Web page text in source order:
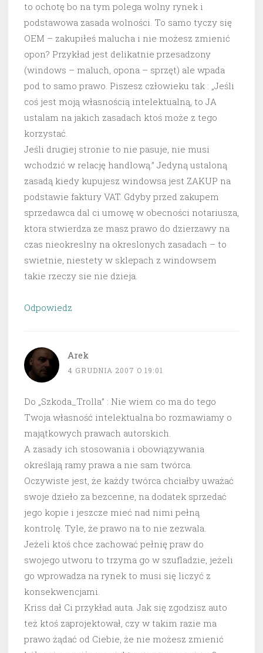
to ochotę bo na tym polega wolny rynek i
podstawowa zasada wolności. To samo tyczy się
OEM – zakupiłeś malucha i nie możesz zmienić
opon? Przykład jest delikatnie przesadzony
(windows – maluch, opona – sprzęt) ale wpada
pod to samo prawo. Piszesz człowieku tak : „Jeśli
coś jest moją własnością intelektualną, to JA
ustalam na jakich zasadach ktoś może z tego
korzystać.
Jeśli drugiej stronie to nie pasuje, nie musi
wchodzić w relację handlową.” Jedyną ustaloną
zasadą kiedy kupujesz windowsa jest ZAKUP na
podstawie faktury VAT. Gdyby przed zakupem
sprzedawca dal ci umowę w obecności notariusza,
ktora stwierdza ze masz prawo do dzierzawy na
czas nieokreslny na okreslonych zasadach – to
swietnie, niestety w sklepach z windowsem
takie rzeczy sie nie dzieja.
Odpowiedz
Arek
4 GRUDNIA 2007 O 19:01
Do „Szkoda_Trolla” : Nie wiem co ma do tego
Twoja własność intelektualna bo rozmawiamy o
majątkowych prawach autorskich.
A zasady ich stosowania i obowiązywania
określają ramy prawa a nie sam twórca.
Oczywiste jest, że każdy twórca chciałby uważać
swoje dzieło za bezcenne, na dodatek sprzedać
jego kopie i jeszcze mieć nad nimi pełną
kontrolę. Tyle, że prawo na to nie zezwala.
Jeżeli ktoś chce zachować pełnię praw do
swojego utworu to trzyma go w szufladzie, jeżeli
go wprowadza na rynek to musi się liczyć z
konsekwencjami.
Kriss dał Ci przykład auta. Jak się zgodzisz auto
też ktoś zaprojektował, czy w takim razie ma
prawo żądać od Ciebie, że nie możesz zmienić